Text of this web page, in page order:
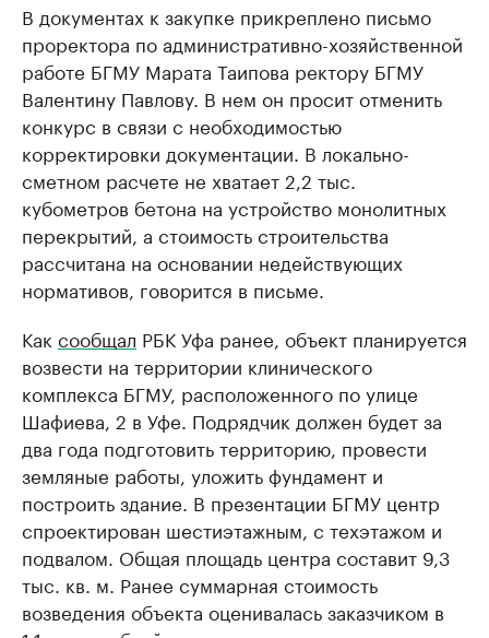
В документах к закупке прикреплено письмо
проректора по административно-хозяйственной
работе БГМУ Марата Таипова ректору БГМУ
Валентину Павлову. В нем он просит отменить
конкурс в связи с необходимостью
корректировки документации. В локально-
сметном расчете не хватает 2,2 тыс.
кубометров бетона на устройство монолитных
перекрытий, а стоимость строительства
рассчитана на основании недействующих
нормативов, говорится в письме.
Как сообщал РБК Уфа ранее, объект планируется
возвести на территории клинического
комплекса БГМУ, расположенного по улице
Шафиева, 2 в Уфе. Подрядчик должен будет за
два года подготовить территорию, провести
земляные работы, уложить фундамент и
построить здание. В презентации БГМУ центр
спроектирован шестиэтажным, с техэтажом и
подвалом. Общая площадь центра составит 9,3
тыс. кв. м. Ранее суммарная стоимость
возведения объекта оценивалась заказчиком в